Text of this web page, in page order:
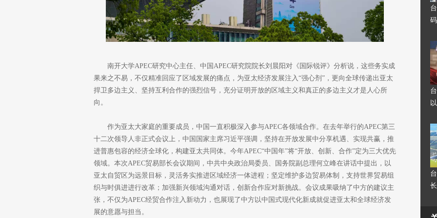
南开大学APEC研究中心主任、中国APEC研究院院长刘晨阳对《国际锐评》分析说，这些务实成
果来之不易，不仅精准回应了区域发展的痛点，为亚太经济发展注入“强心剂”，更向全球传递出亚太
捍卫多边主义、坚持互利合作的强烈信号，充分证明开放的区域主义和真正的多边主义才是人心所
向。
作为亚太大家庭的重要成员，中国一直积极深入参与APEC各领域合作。在去年举行的APEC第三
十二次领导人非正式会议上，中国国家主席习近平强调，坚持在开放发展中分享机遇、实现共赢，推
进普惠包容的经济全球化，构建亚太共同体。今年APEC“中国年”将“开放、创新、合作”定为三大优先
领域。本次APEC贸易部长会议期间，中共中央政治局委员、国务院副总理何立峰在讲话中提出，以
亚太自贸区为远景目标，灵活务实推进区域经济一体进程；坚定维护多边贸易体制，支持世界贸易组
织与时俱进进行改革；加强新兴领域沟通对话，创新合作应对新挑战。会议成果吸纳了中方的建议主
张，不仅为APEC经贸合作注入新动力，也展现了中方以中国式现代化新成就促进亚太和全球经济发
展的意愿与担当。